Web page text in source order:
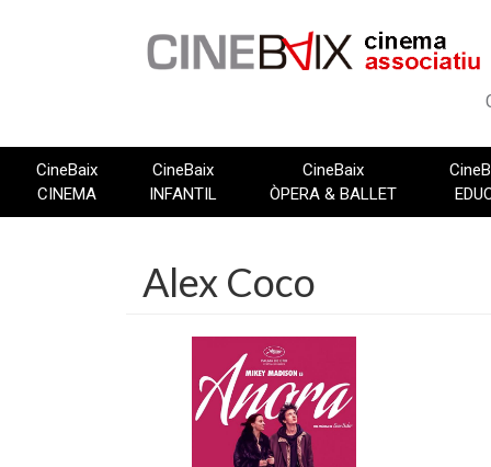
CineBaix
CINEMA
CineBaix
INFANTIL
CineBaix
ÒPERA & BALLET
Alex Coco